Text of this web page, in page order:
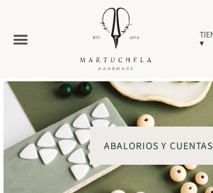
ABALORIOS Y CUENTAS